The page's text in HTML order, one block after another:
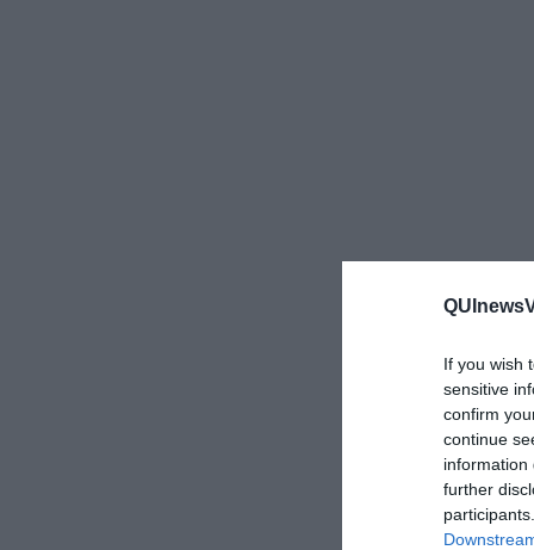
If you wish
sensitive
confirm
continue
information
further